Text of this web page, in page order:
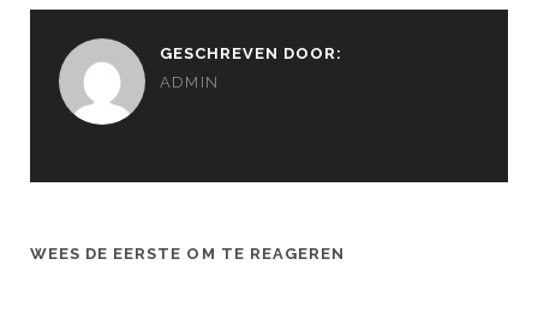
GESCHREVEN DOOR:
ADMIN
WEES DE EERSTE OM TE REAGEREN